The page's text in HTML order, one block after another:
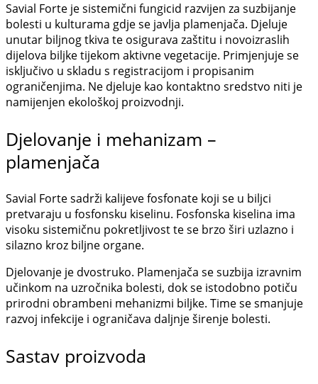
Savial Forte je sistemični fungicid razvijen za suzbijanje
bolesti u kulturama gdje se javlja plamenjača. Djeluje
unutar biljnog tkiva te osigurava zaštitu i novoizraslih
dijelova biljke tijekom aktivne vegetacije. Primjenjuje se
isključivo u skladu s registracijom i propisanim
ograničenjima. Ne djeluje kao kontaktno sredstvo niti je
namijenjen ekološkoj proizvodnji.
Djelovanje i mehanizam –
plamenjača
Savial Forte sadrži kalijeve fosfonate koji se u biljci
pretvaraju u fosfonsku kiselinu. Fosfonska kiselina ima
visoku sistemičnu pokretljivost te se brzo širi uzlazno i
silazno kroz biljne organe.
Djelovanje je dvostruko. Plamenjača se suzbija izravnim
učinkom na uzročnika bolesti, dok se istodobno potiču
prirodni obrambeni mehanizmi biljke. Time se smanjuje
razvoj infekcije i ograničava daljnje širenje bolesti.
Sastav proizvoda